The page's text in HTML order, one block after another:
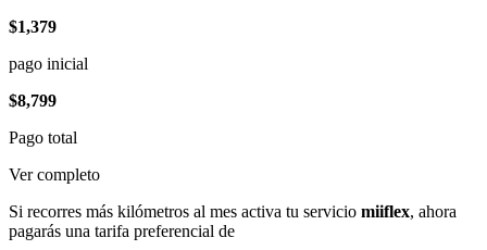
$1,379
pago inicial
$8,799
Pago total
Ver completo
Si recorres más kilómetros al mes activa tu servicio miiflex, ahora
pagarás una tarifa preferencial de